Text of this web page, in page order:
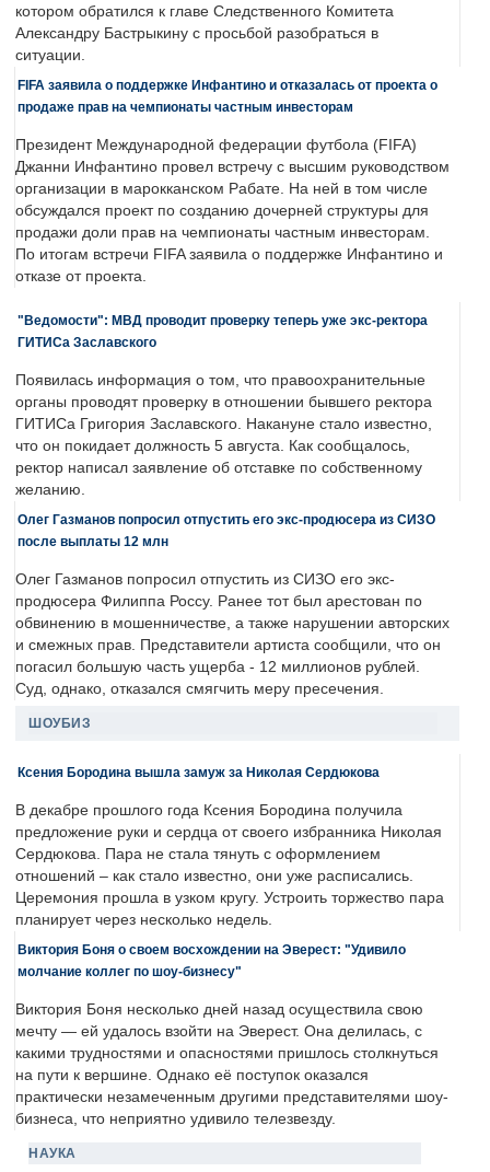
котором обратился к главе Следственного Комитета
Александру Бастрыкину с просьбой разобраться в
ситуации.
FIFA заявила о поддержке Инфантино и отказалась от проекта о
продаже прав на чемпионаты частным инвесторам
Президент Международной федерации футбола (FIFA)
Джанни Инфантино провел встречу с высшим руководством
организации в марокканском Рабате. На ней в том числе
обсуждался проект по созданию дочерней структуры для
продажи доли прав на чемпионаты частным инвесторам.
По итогам встречи FIFA заявила о поддержке Инфантино и
отказе от проекта.
"Ведомости": МВД проводит проверку теперь уже экс-ректора
ГИТИСа Заславского
Появилась информация о том, что правоохранительные
органы проводят проверку в отношении бывшего ректора
ГИТИСа Григория Заславского. Накануне стало известно,
что он покидает должность 5 августа. Как сообщалось,
ректор написал заявление об отставке по собственному
желанию.
Олег Газманов попросил отпустить его экс-продюсера из СИЗО
после выплаты 12 млн
Олег Газманов попросил отпустить из СИЗО его экс-
продюсера Филиппа Россу. Ранее тот был арестован по
обвинению в мошенничестве, а также нарушении авторских
и смежных прав. Представители артиста сообщили, что он
погасил большую часть ущерба - 12 миллионов рублей.
Суд, однако, отказался смягчить меру пресечения.
ШОУБИЗ
Ксения Бородина вышла замуж за Николая Сердюкова
В декабре прошлого года Ксения Бородина получила
предложение руки и сердца от своего избранника Николая
Сердюкова. Пара не стала тянуть с оформлением
отношений – как стало известно, они уже расписались.
Церемония прошла в узком кругу. Устроить торжество пара
планирует через несколько недель.
Виктория Боня о своем восхождении на Эверест: "Удивило
молчание коллег по шоу-бизнесу"
Виктория Боня несколько дней назад осуществила свою
мечту — ей удалось взойти на Эверест. Она делилась, с
какими трудностями и опасностями пришлось столкнуться
на пути к вершине. Однако её поступок оказался
практически незамеченным другими представителями шоу-
бизнеса, что неприятно удивило телезвезду.
НАУКА